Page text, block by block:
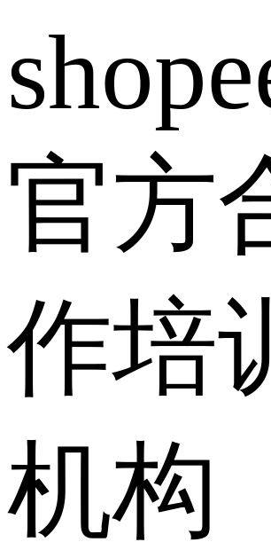
官方
作培
机构